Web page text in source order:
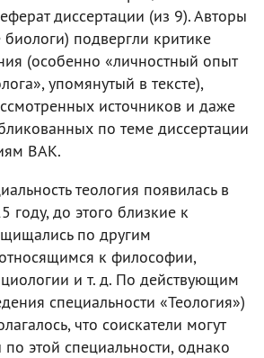
диссертации (из 9). Авторы
биологи) подвергли критике
(особенно «личностный опыт
упомянутый в тексте),
источников и даже
по теме диссертации
ВАК.
теология появилась в
году, до этого близкие к
по другим
к философии,
и т. д. По действующим
специальности «Теология»)
что соискатели могут
этой специальности, однако